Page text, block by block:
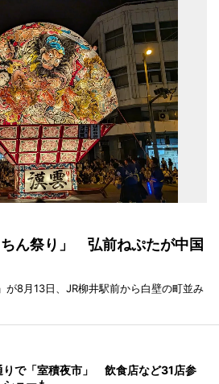
ん祭り」 弘前ねぷたが中国
が8月13日、JR柳井駅前から白壁の町並み
りで「室積夜市」 飲食店など31店参